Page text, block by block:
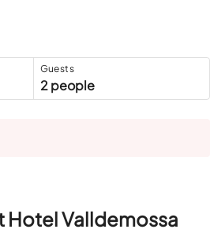
Guests
2 people
Hotel Valldemossa